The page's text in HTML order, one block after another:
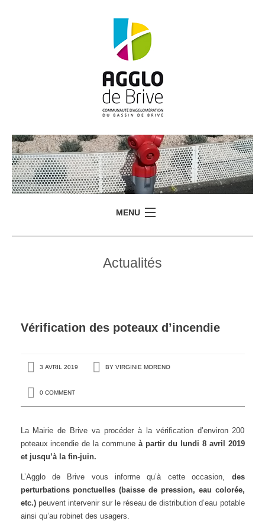
MENU
Actualités
Vérification des poteaux d’incendie
3 AVRIL 2019 BY VIRGINIE MORENO
0 COMMENT
La Mairie de Brive va procéder à la vérification d’environ 200
poteaux incendie de la communeà partir du lundi 8 avril 2019
et jusqu’à la fin-juin.
L’Agglo de Brive vous informe qu’à cette occasion, des
perturbations ponctuelles (baisse de pression, eau colorée,
etc.)peuvent intervenir sur le réseau de distribution d’eau potable
ainsi qu’au robinet des usagers.